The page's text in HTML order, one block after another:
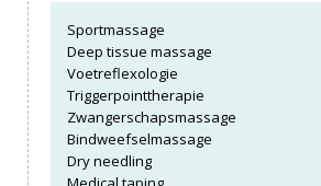
Sportmassage
Deep tissue massage
Voetreflexologie
Triggerpointtherapie
Zwangerschapsmassage
Bindweefselmassage
Dry needling